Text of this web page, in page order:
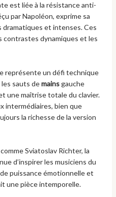
est liée à la résistance anti-
par Napoléon, exprime sa
dramatiques et intenses. Ces
dynamiques et les
représente un défi technique
sauts demainsgauche
une maîtrise totale du clavier.
intermédiaires, bien que
la richesse de la version
Sviatoslav Richter, la
d’inspirer les musiciens du
puissance émotionnelle et
une pièce intemporelle.